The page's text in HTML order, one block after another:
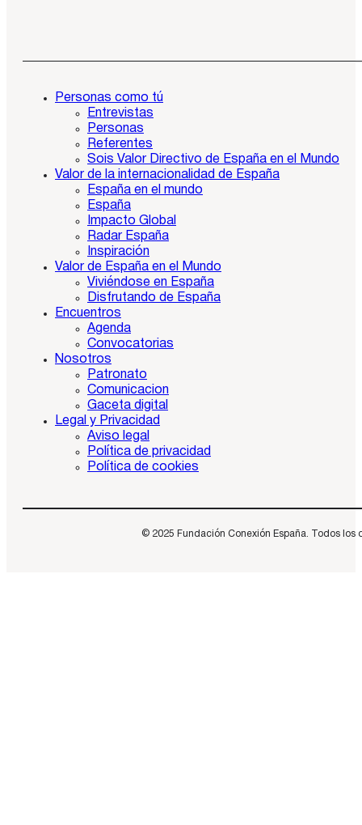
Personas como tú
Entrevistas
Personas
Referentes
Sois Valor Directivo de España en el Mundo
Valor de la internacionalidad de España
España en el mundo
España
Impacto Global
Radar España
Inspiración
Valor de España en el Mundo
Viviéndose en España
Disfrutando de España
Encuentros
Agenda
Convocatorias
Nosotros
Patronato
Comunicacion
Gaceta digital
Legal y Privacidad
Aviso legal
Política de privacidad
Política de cookies
© 2025 Fundación Conexión España. Todos los